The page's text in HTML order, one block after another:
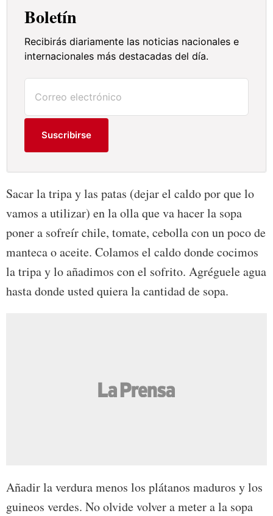
Boletín
Recibirás diariamente las noticias nacionales e
internacionales más destacadas del día.
Suscribirse
Sacar la tripa y las patas (dejar el caldo por que lo
vamos a utilizar) en la olla que va hacer la sopa
poner a sofreír chile, tomate, cebolla con un poco de
manteca o aceite. Colamos el caldo donde cocimos
la tripa y lo añadimos con el sofrito. Agréguele agua
hasta donde usted quiera la cantidad de sopa.
Añadir la verdura menos los plátanos maduros y los
guineos verdes. No olvide volver a meter a la sopa